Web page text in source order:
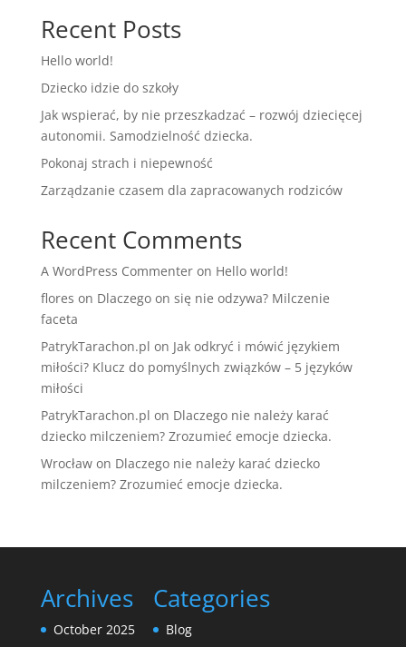
Recent Posts
Hello world!
Dziecko idzie do szkoły
Jak wspierać, by nie przeszkadzać – rozwój dziecięcej
autonomii. Samodzielność dziecka.
Pokonaj strach i niepewność
Zarządzanie czasem dla zapracowanych rodziców
Recent Comments
A WordPress Commenteron Hello world!
flores on Dlaczego on się nie odzywa? Milczenie
faceta
PatrykTarachon.pl on Jak odkryć i mówić językiem
miłości? Klucz do pomyślnych związków – 5 języków
miłości
PatrykTarachon.pl on Dlaczego nie należy karać
dziecko milczeniem? Zrozumieć emocje dziecka.
Wrocławon Dlaczego nie należy karać dziecko
milczeniem? Zrozumieć emocje dziecka.
Archives
October 2025
Categories
Blog